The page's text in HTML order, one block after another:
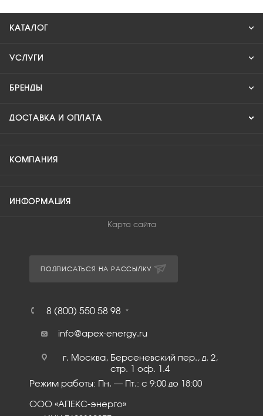
КАТАЛОГ
УСЛУГИ
БРЕНДЫ
ДОСТАВКА И ОПЛАТА
КОМПАНИЯ
ИНФОРМАЦИЯ
Карта сайта
ПОДПИСАТЬСЯ НА РАССЫЛКУ
8 (800) 550 58 98
info@apex-energy.ru
г. Москва, Берсеневский пер., д. 2,
стр. 1 оф. 1.4
Режим работы: Пн. – Пт.: с 9:00 до 18:00
ООО «АПЕКС-энерго»